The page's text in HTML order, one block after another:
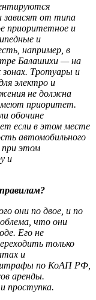
зависят от типа
приоритетное и
и
например, в
Балашихи — на
зонах. Тротуары и
электро и
не должна
приоритет.
обочине
если в этом месте
автомобильного
этом
и
они по двое, и по
что они
Его не
только
и
штрафы по КоАП РФ,
аренды.
проступка.